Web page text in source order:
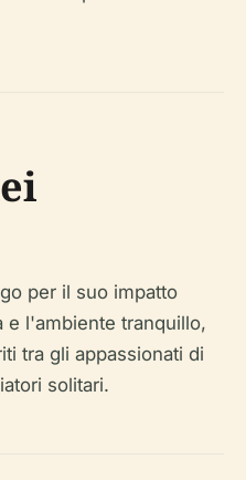
per il suo impatto
e l'ambiente tranquillo,
tra gli appassionati di
solitari.